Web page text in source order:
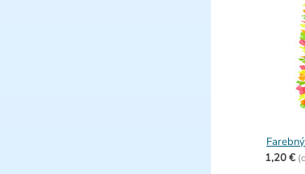
1,20 € (